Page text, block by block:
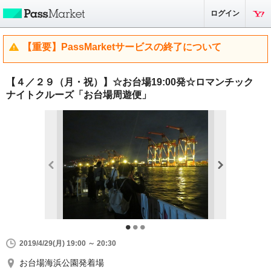
ログイン
【重要】PassMarketサービスの終了について
【４／２９（月・祝）】☆お台場19:00発☆ロマンチック
ナイトクルーズ「お台場周遊便」
2019/4/29(月) 19:00 ～ 20:30
お台場海浜公園発着場